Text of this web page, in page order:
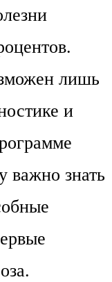
лишь
и
важно знать